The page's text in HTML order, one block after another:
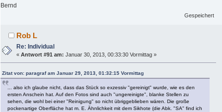
Bernd
Gespeichert
Rob L
Re: Individual
«Antwort #91 am: Januar 30, 2013, 00:33:30 Vormittag »
Zitat von: paragraf am Januar 29, 2013, 01:32:15 Vormittag
... also ich glaube nicht, dass das Stück so exzessiv "gereinigt" wurde, wie es den
ersten Anschein hat. Auf den Fotos sind auch "ungereinigte", blanke Stellen zu
sehen, die wohl bei einer "Reinigung" so nicht übriggeblieben wären. Die große
pockenartige Oberfläche hat m. E. Ähnlichkeit mit dem Sikhote (die Abk. "SA" find ich